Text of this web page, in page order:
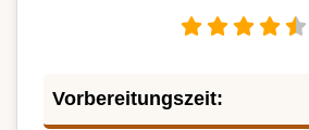
Vorbereitungszeit: